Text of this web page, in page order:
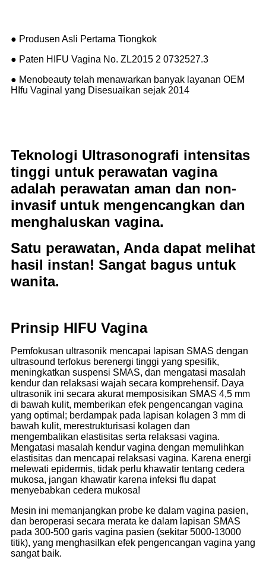
● Produsen Asli Pertama Tiongkok
● Paten HIFU Vagina No. ZL2015 2 0732527.3
● Menobeauty telah menawarkan banyak layanan OEM
HIfu Vaginal yang Disesuaikan sejak 2014
Teknologi Ultrasonografi intensitas
tinggi untuk perawatan vagina
adalah perawatan aman dan non-
invasif untuk mengencangkan dan
menghaluskan vagina.
Satu perawatan, Anda dapat melihat
hasil instan! Sangat bagus untuk
wanita.
Prinsip HIFU Vagina
Pemfokusan ultrasonik mencapai lapisan SMAS dengan
ultrasound terfokus berenergi tinggi yang spesifik,
meningkatkan suspensi SMAS, dan mengatasi masalah
kendur dan relaksasi wajah secara komprehensif. Daya
ultrasonik ini secara akurat memposisikan SMAS 4,5 mm
di bawah kulit, memberikan efek pengencangan vagina
yang optimal; berdampak pada lapisan kolagen 3 mm di
bawah kulit, merestrukturisasi kolagen dan
mengembalikan elastisitas serta relaksasi vagina.
Mengatasi masalah kendur vagina dengan memulihkan
elastisitas dan mencapai relaksasi vagina. Karena energi
melewati epidermis, tidak perlu khawatir tentang cedera
mukosa, jangan khawatir karena infeksi flu dapat
menyebabkan cedera mukosa!
Mesin ini memanjangkan probe ke dalam vagina pasien,
dan beroperasi secara merata ke dalam lapisan SMAS
pada 300-500 garis vagina pasien (sekitar 5000-13000
titik), yang menghasilkan efek pengencangan vagina yang
sangat baik.